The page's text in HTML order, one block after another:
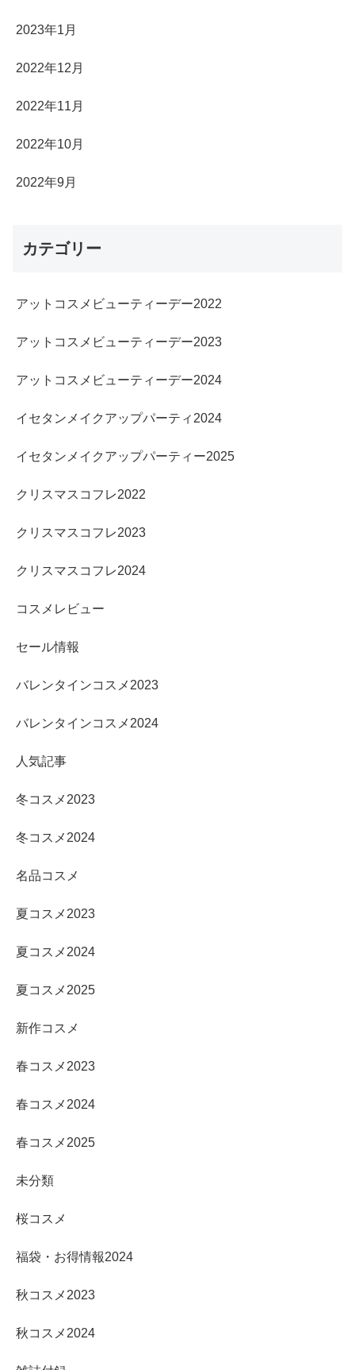
2023年1月
2022年12月
2022年11月
2022年10月
2022年9月
カテゴリー
アットコスメビューティーデー2022
アットコスメビューティーデー2023
アットコスメビューティーデー2024
イセタンメイクアップパーティ2024
イセタンメイクアップパーティー2025
クリスマスコフレ2022
クリスマスコフレ2023
クリスマスコフレ2024
コスメレビュー
セール情報
バレンタインコスメ2023
バレンタインコスメ2024
人気記事
冬コスメ2023
冬コスメ2024
名品コスメ
夏コスメ2023
夏コスメ2024
夏コスメ2025
新作コスメ
春コスメ2023
春コスメ2024
春コスメ2025
未分類
桜コスメ
福袋・お得情報2024
秋コスメ2023
秋コスメ2024